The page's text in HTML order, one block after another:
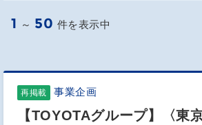
1 ～ 50 件を表示中
再掲載 事業企画
【TOYOTAグループ】〈東